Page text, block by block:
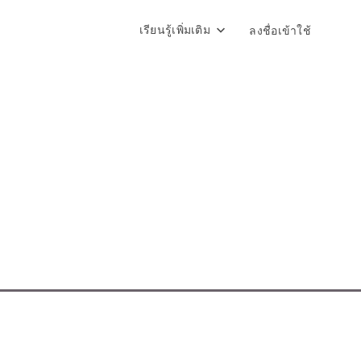
เรียนรู้เพิ่มเติม ลงชื่อเข้าใช้